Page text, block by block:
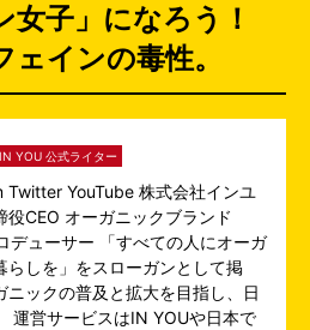
女子」になろう！
インの毒性。
IN YOU 公式ライター
Twitter YouTube株式会社インユ
役CEO オーガニックブランド
デューサー 「すべての人にオーガ
らしを」をスローガンとして掲
ニックの普及と拡大を目指し、日
運営サービスはIN YOUや日本で